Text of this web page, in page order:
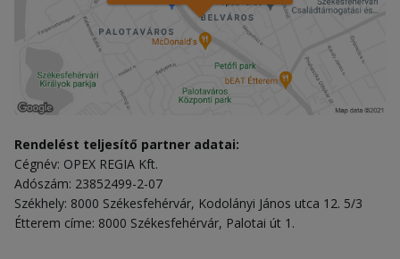
Rendelést teljesítő partner adatai:
Cégnév: OPEX REGIA Kft.
Adószám: 23852499-2-07
Székhely: 8000 Székesfehérvár, Kodolányi János utca 12. 5/3
Étterem címe: 8000 Székesfehérvár, Palotai út 1.